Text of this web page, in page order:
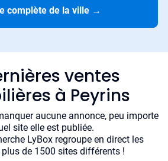
complète de la ville →
ventes
à Peyrins
aucune annonce, peu importe
site elle est publiée.
LyBox regroupe en direct les
de 1500 sites différents !